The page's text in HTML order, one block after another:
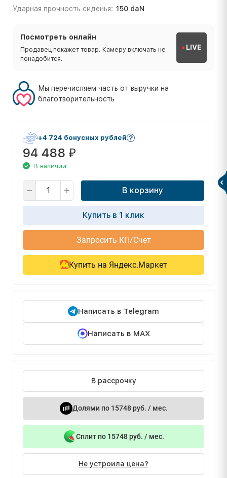
Ударная прочность сиденья: 150 daN
Посмотреть онлайн
Продавец покажет товар. Камеру включать не
понадобится.
LIVE
Мы перечисляем часть от выручки на
благотворительность
+4 724 бонусных рублей
94 488 ₽
В наличии
В корзину
Купить в 1 клик
Запросить КП/Счет
Купить на Яндекс.Маркет
Написать в Telegram
Написать в MAX
В рассрочку
Долями по 15748 руб. / мес.
Сплит по 15748 руб. / мес.
Не устроила цена?